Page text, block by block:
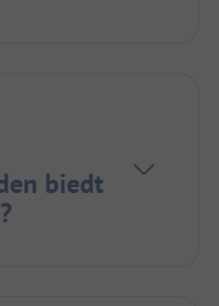
biedt